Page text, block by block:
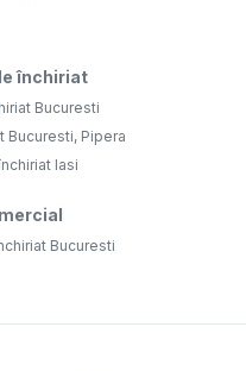
închiriat
Bucuresti
Bucuresti, Pipera
Iasi
Bucuresti